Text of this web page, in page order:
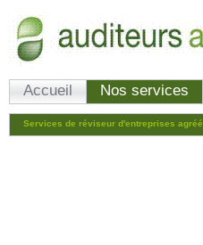
Accueil Nos services
Services de réviseur d'entreprises agréé